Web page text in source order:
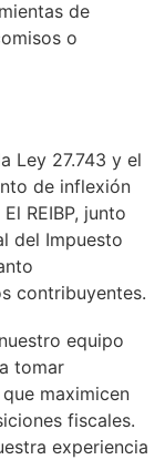
de
o
Ley 27.743 y el
de inflexión
REIBP, junto
del Impuesto
contribuyentes.
equipo
tomar
maximicen
fiscales.
experiencia